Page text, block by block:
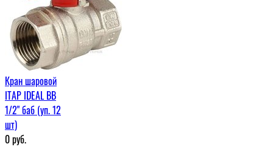
Кран шаровой
ITAP IDEAL ВВ
1/2" баб (уп. 12
шт)
0руб.